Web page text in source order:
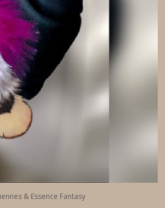
& Essence Fantasy